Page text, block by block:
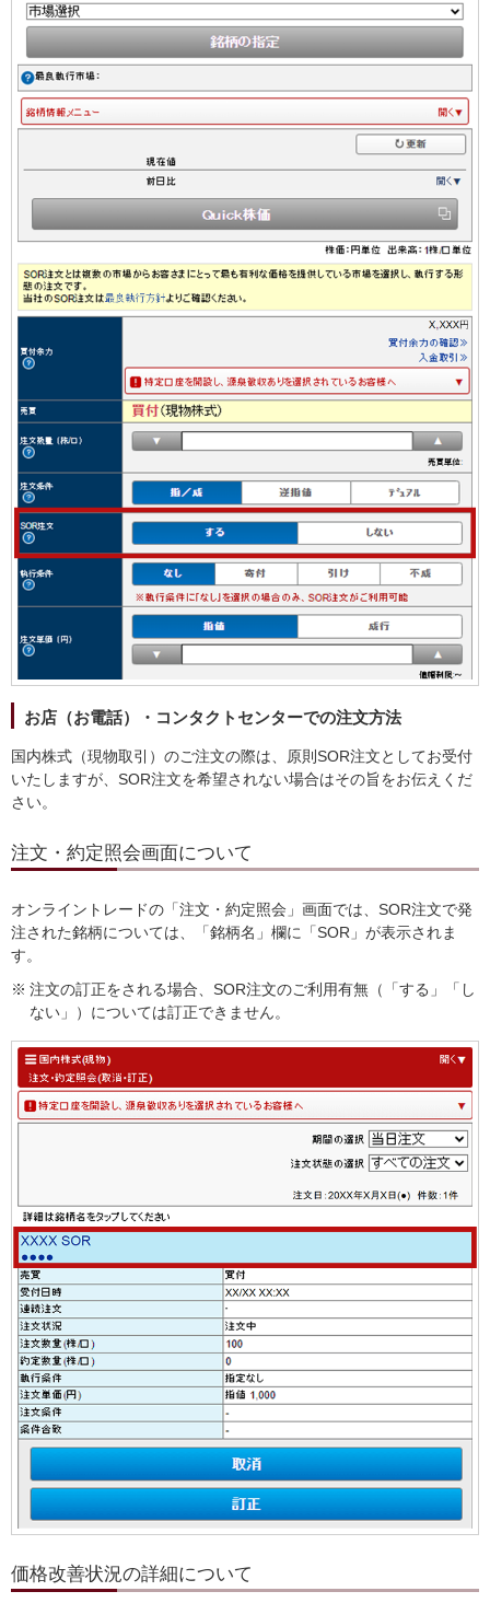
お店（お電話）・コンタクトセンターでの注文方法
国内株式（現物取引）のご注文の際は、原則SOR注文としてお受付
いたしますが、SOR注文を希望されない場合はその旨をお伝えくだ
さい。
注文・約定照会画面について
オンライントレードの「注文・約定照会」画面では、SOR注文で発
注された銘柄については、「銘柄名」欄に「SOR」が表示されま
す。
※ 注文の訂正をされる場合、SOR注文のご利用有無（「する」「し
ない」）については訂正できません。
価格改善状況の詳細について